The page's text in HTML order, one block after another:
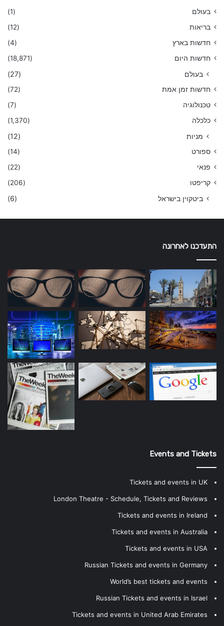
בעולם
(1)
בריאות
(12)
חדשות בארץ
(4)
חדשות היום
(18,871)
בעולם (27)
חדשות זמן אמת
(72)
טכנולוגיה
(7)
כלכלה
(1,370)
מניות (12)
ספורט
(14)
פנאי
(22)
קריפטו
(206)
ביטקוין בישראל (6)
התעדכנו לאחרונה
Events and Tickets
Tickets and events in UK
London Theatre - Schedule, Tickets and Reviews
Tickets and events in Ireland
Tickets and events in Australia
Tickets and events in USA
Russian Tickets and events in Germany
World’s best tickets and events
Russian Tickets and events in Israel
Tickets and events in United Arab Emirates